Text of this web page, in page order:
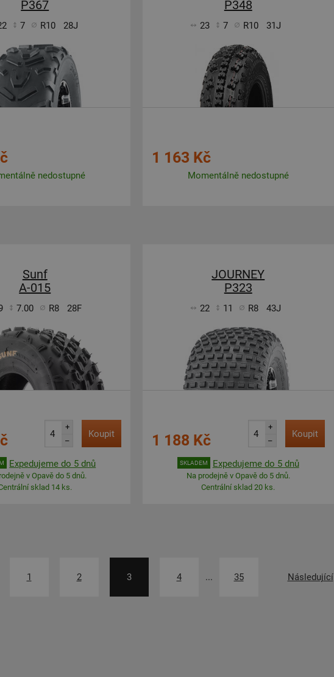
P367
7 R10 28J
nedostupné
P348
23 7 R10 31J
1 163 Kč
Momentálně nedostupné
Sunf
A-015
7.00 R8 28F
+
–
Koupit
Expedujeme do 5 dnů
v Opavě do 5 dnů.
sklad 14 ks.
JOURNEY
P323
22 11 R8 43J
1 188 Kč
+
–
Koupit
SKLADEM Expedujeme do 5 dnů
Na prodejně v Opavě do 5 dnů.
Centrální sklad 20 ks.
1 2 3 4 ... 35 Následující